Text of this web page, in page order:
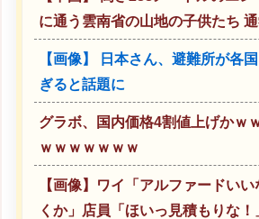
に通う雲南省の山地の子供たち
【画像】 日本さん、避難所が各
ぎると話題に
グラボ、国内価格4割値上げかｗ
ｗｗｗｗｗｗｗ
【画像】ワイ「アルファードい
くか」店員「ほいっ見積もりな